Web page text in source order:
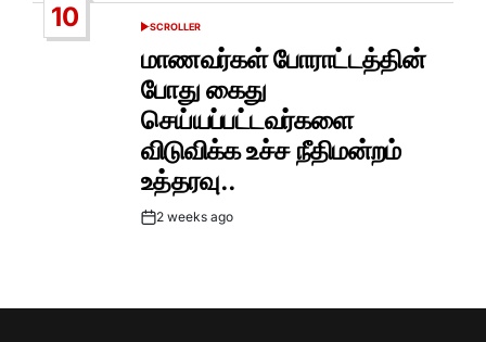
10
POSTED
SCROLLER
மாணவர்கள் போராட்டத்தின்
போது கைது
செய்யப்பட்டவர்களை
விடுவிக்க உச்ச நீதிமன்றம்
உத்தரவு..
Post2 weeks ago